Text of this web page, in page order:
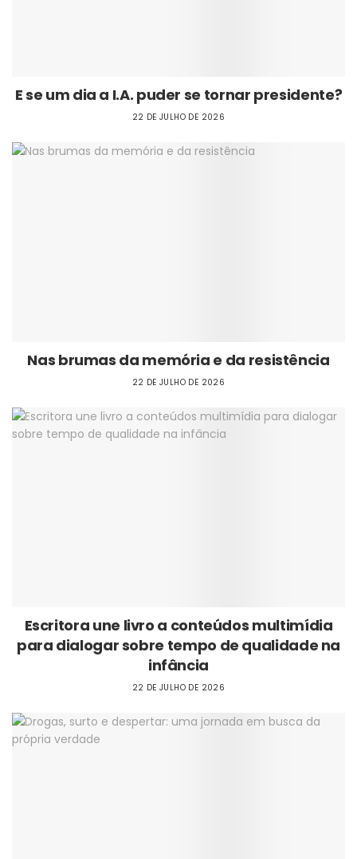
E se um dia a I.A. puder se tornar presidente?
22 DE JULHO DE 2026
Nas brumas da memória e da resistência
22 DE JULHO DE 2026
Escritora une livro a conteúdos multimídia
para dialogar sobre tempo de qualidade na
infância
22 DE JULHO DE 2026